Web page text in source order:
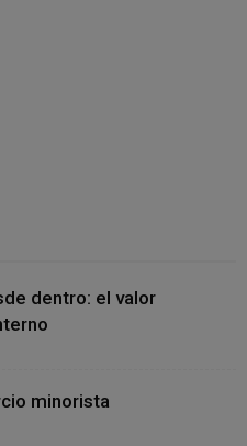
dentro: el valor
minorista